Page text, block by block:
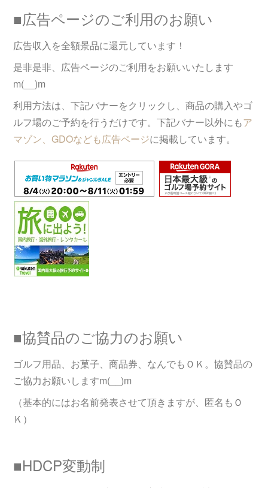
■広告ページのご利用のお願い
広告収入を全額景品に還元しています！
是非是非、広告ページのご利用をお願いいたします
m(__)m
利用方法は、下記バナーをクリックし、商品の購入やゴ
ルフ場のご予約を行うだけです。下記バナー以外にもア
マゾン、GDOなども広告ページに掲載しています。
■協賛品のご協力のお願い
ゴルフ用品、お菓子、商品券、なんでもＯＫ。協賛品の
ご協力お願いしますm(__)m
（基本的にはお名前発表させて頂きますが、匿名もＯ
Ｋ）
■HDCP変動制